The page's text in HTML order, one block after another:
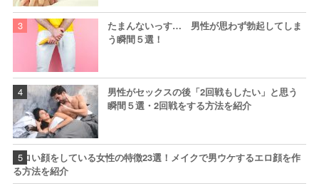
たまんないっす… 男性が思わず勃起してしま
う瞬間５選！
男性がセックスの後「2回戦もしたい」と思う
瞬間５選・2回戦をする方法を紹介
エロい顔をしている女性の特徴23選！メイクで男ウケするエロ顔を作
る方法を紹介